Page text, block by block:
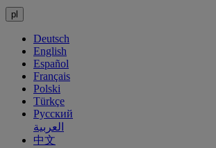
pl
Deutsch
English
Español
Français
Polski
Türkçe
Русский
العربية
中文